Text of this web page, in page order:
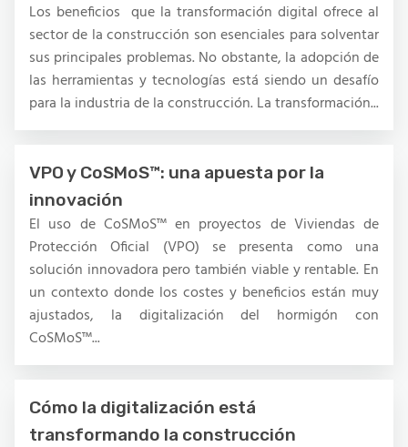
Los beneficios que la transformación digital ofrece al
sector de la construcción son esenciales para solventar
sus principales problemas. No obstante, la adopción de
las herramientas y tecnologías está siendo un desafío
para la industria de la construcción. La transformación...
VPO y CoSMoS™: una apuesta por la
innovación
El uso de CoSMoS™ en proyectos de Viviendas de
Protección Oficial (VPO) se presenta como una
solución innovadora pero también viable y rentable. En
un contexto donde los costes y beneficios están muy
ajustados, la digitalización del hormigón con
CoSMoS™...
Cómo la digitalización está
transformando la construcción